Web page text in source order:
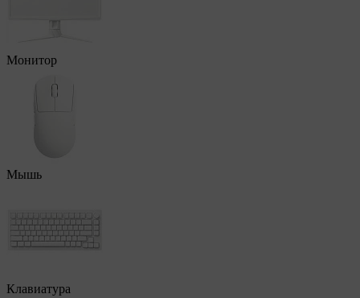
Монитор
Мышь
Клавиатура